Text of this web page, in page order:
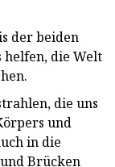
der beiden
helfen, die Welt
die uns
und
in die
Brücken